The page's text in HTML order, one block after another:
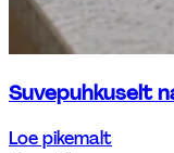
Suvepuhkuselt
Loe pikemalt